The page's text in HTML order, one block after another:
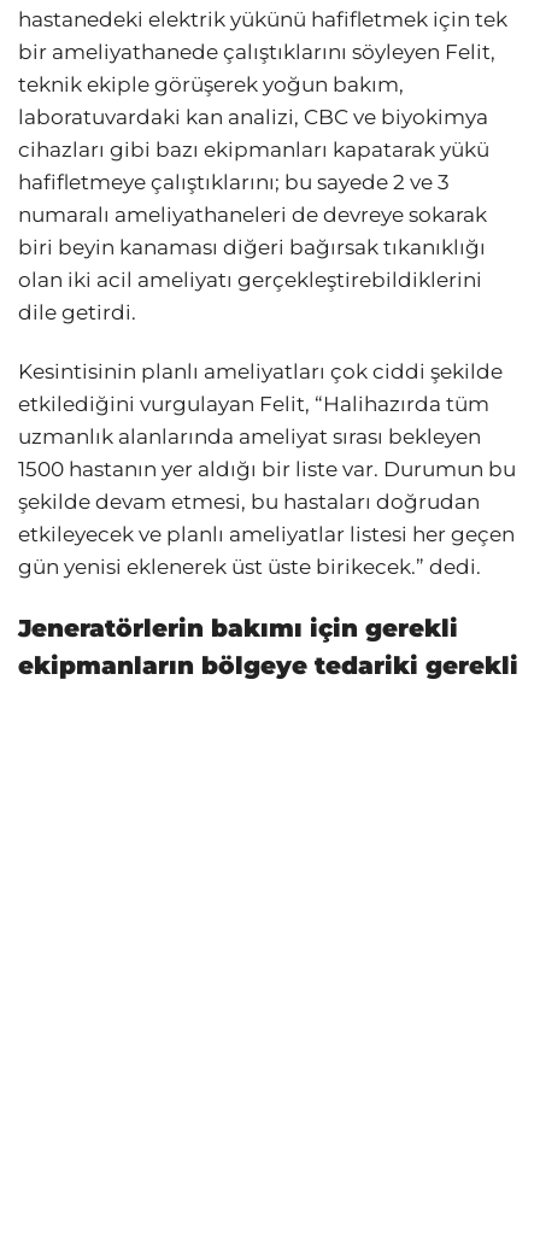
hastanedeki elektrik yükünü hafifletmek için tek
bir ameliyathanede çalıştıklarını söyleyen Felit,
teknik ekiple görüşerek yoğun bakım,
laboratuvardaki kan analizi, CBC ve biyokimya
cihazları gibi bazı ekipmanları kapatarak yükü
hafifletmeye çalıştıklarını; bu sayede 2 ve 3
numaralı ameliyathaneleri de devreye sokarak
biri beyin kanaması diğeri bağırsak tıkanıklığı
olan iki acil ameliyatı gerçekleştirebildiklerini
dile getirdi.
Kesintisinin planlı ameliyatları çok ciddi şekilde
etkilediğini vurgulayan Felit, “Halihazırda tüm
uzmanlık alanlarında ameliyat sırası bekleyen
1500 hastanın yer aldığı bir liste var. Durumun bu
şekilde devam etmesi, bu hastaları doğrudan
etkileyecek ve planlı ameliyatlar listesi her geçen
gün yenisi eklenerek üst üste birikecek.” dedi.
Jeneratörlerin bakımı için gerekli
ekipmanların bölgeye tedariki gerekli